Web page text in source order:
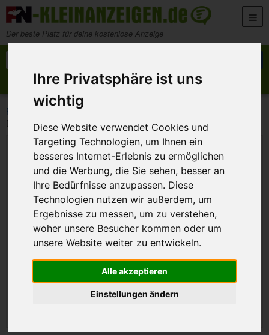
Ihre Privatsphäre ist uns
wichtig
Diese Website verwendet Cookies und
Targeting Technologien, um Ihnen ein
besseres Internet-Erlebnis zu ermöglichen
und die Werbung, die Sie sehen, besser an
Ihre Bedürfnisse anzupassen. Diese
Technologien nutzen wir außerdem, um
Ergebnisse zu messen, um zu verstehen,
woher unsere Besucher kommen oder um
unsere Website weiter zu entwickeln.
Alle akzeptieren
Einstellungen ändern
Zum Inhalt springen
Der beste Platz für deine kostenlose Anzeige
Anzeige aufgeben
Meine Anzeigen
FN-Kleinanzeigen >
DIE-DREI-KOCHLÖFFEL kochen sehr gern…kochen Sie mit!